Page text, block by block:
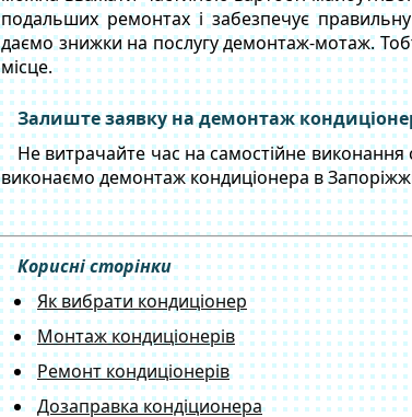
подальших ремонтах і забезпечує
даємо знижки на послугу демонтаж-мотаж.
місце.
Залиште заявку на демонтаж
Не витрачайте час на самостійне виконання
виконаємо демонтаж кондиціонера в
Корисні сторінки
Як вибрати кондиціонер
Монтаж кондиціонерів
Ремонт кондиціонерів
Дозаправка кондіционера